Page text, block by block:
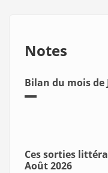
Notes
Bilan du mois de
Ces sorties
Août 2026